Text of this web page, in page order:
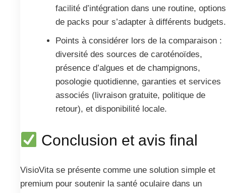
facilité d’intégration dans une routine, options
de packs pour s’adapter à différents budgets.
Points à considérer lors de la comparaison :
diversité des sources de caroténoïdes,
présence d’algues et de champignons,
posologie quotidienne, garanties et services
associés (livraison gratuite, politique de
retour), et disponibilité locale.
Conclusion et avis final
VisioVita se présente comme une solution simple et
premium pour soutenir la santé oculaire dans un